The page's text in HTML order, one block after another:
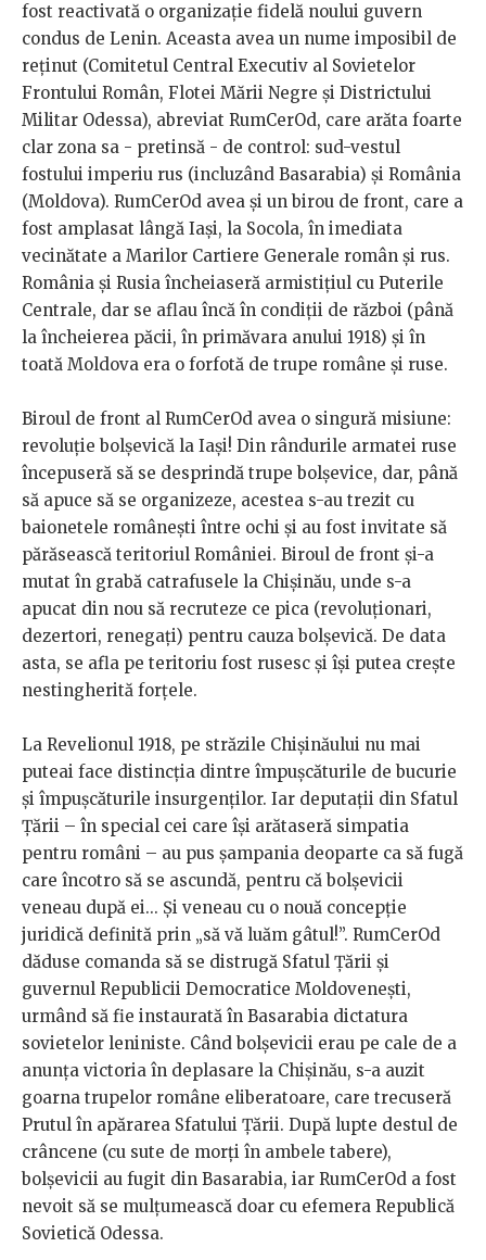
fost reactivată o organizație fidelă noului guvern
condus de Lenin. Aceasta avea un nume imposibil de
reținut (Comitetul Central Executiv al Sovietelor
Frontului Român, Flotei Mării Negre și Districtului
Militar Odessa), abreviat RumCerOd, care arăta foarte
clar zona sa - pretinsă - de control: sud-vestul
fostului imperiu rus (incluzând Basarabia) și România
(Moldova). RumCerOd avea și un birou de front, care a
fost amplasat lângă Iași, la Socola, în imediata
vecinătate a Marilor Cartiere Generale român și rus.
România și Rusia încheiaseră armistițiul cu Puterile
Centrale, dar se aflau încă în condiții de război (până
la încheierea păcii, în primăvara anului 1918) și în
toată Moldova era o forfotă de trupe române și ruse.
Biroul de front al RumCerOd avea o singură misiune:
revoluție bolșevică la Iași! Din rândurile armatei ruse
începuseră să se desprindă trupe bolșevice, dar, până
să apuce să se organizeze, acestea s-au trezit cu
baionetele românești între ochi și au fost invitate să
părăsească teritoriul României. Biroul de front și-a
mutat în grabă catrafusele la Chișinău, unde s-a
apucat din nou să recruteze ce pica (revoluționari,
dezertori, renegați) pentru cauza bolșevică. De data
asta, se afla pe teritoriu fost rusesc și își putea crește
nestingherită forțele.
La Revelionul 1918, pe străzile Chișinăului nu mai
puteai face distincția dintre împușcăturile de bucurie
și împușcăturile insurgenților. Iar deputații din Sfatul
Țării – în special cei care își arătaseră simpatia
pentru români – au pus șampania deoparte ca să fugă
care încotro să se ascundă, pentru că bolșevicii
veneau după ei... Și veneau cu o nouă concepție
juridică definită prin „să vă luăm gâtul!”. RumCerOd
dăduse comanda să se distrugă Sfatul Țării și
guvernul Republicii Democratice Moldovenești,
urmând să fie instaurată în Basarabia dictatura
sovietelor leniniste. Când bolșevicii erau pe cale de a
anunța victoria în deplasare la Chișinău, s-a auzit
goarna trupelor române eliberatoare, care trecuseră
Prutul în apărarea Sfatului Țării. După lupte destul de
crâncene (cu sute de morți în ambele tabere),
bolșevicii au fugit din Basarabia, iar RumCerOd a fost
nevoit să se mulțumească doar cu efemera Republică
Sovietică Odessa.